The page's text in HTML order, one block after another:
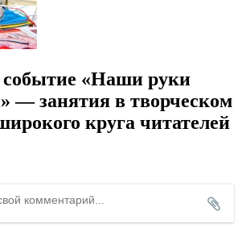
«Наши руки
— занятия в творческом
круга читателей